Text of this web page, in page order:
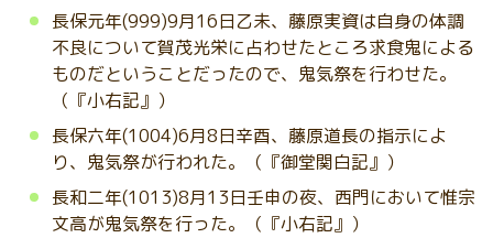
長保元年(999)9月16日乙未、藤原実資は自身の体調
不良について賀茂光栄に占わせたところ求食鬼による
ものだということだったので、鬼気祭を行わせた。
（『小右記』）
長保六年(1004)6月8日辛酉、藤原道長の指示によ
り、鬼気祭が行われた。（『御堂関白記』）
長和二年(1013)8月13日壬申の夜、西門において惟宗
文高が鬼気祭を行った。（『小右記』）